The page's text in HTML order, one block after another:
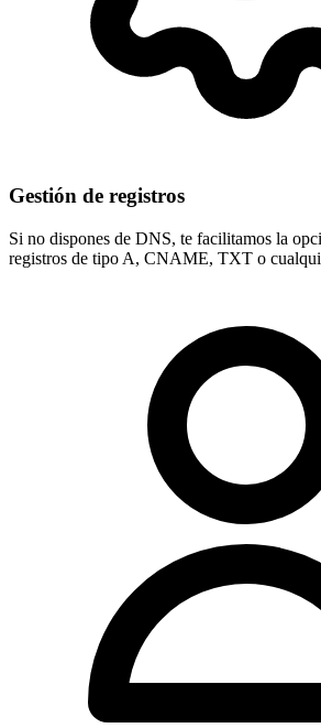
Gestión de registros
Si no dispones de DNS, te facilitamos la
registros de tipo A, CNAME, TXT o